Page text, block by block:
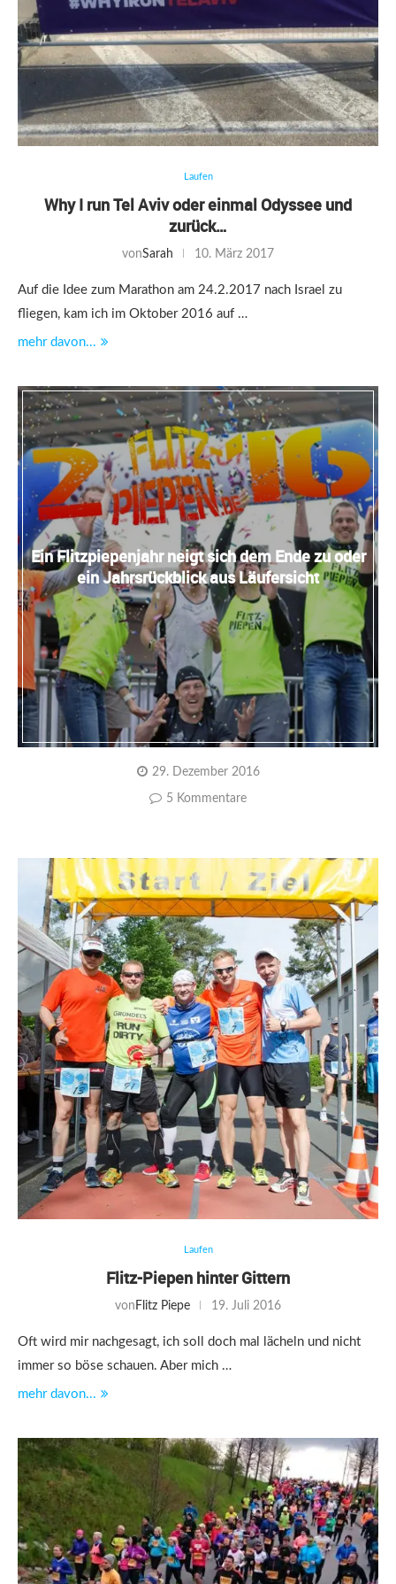
Laufen
Why I run Tel Aviv oder einmal Odyssee und
zurück…
vonSarah 10. März 2017
Auf die Idee zum Marathon am 24.2.2017 nach Israel zu
fliegen, kam ich im Oktober 2016 auf …
mehr davon...
Ein Flitzpiepenjahr neigt sich dem Ende zu oder
ein Jahrsrückblick aus Läufersicht
29. Dezember 2016
5 Kommentare
Laufen
Flitz-Piepen hinter Gittern
von Flitz Piepe 19. Juli 2016
Oft wird mir nachgesagt, ich soll doch mal lächeln und nicht
immer so böse schauen. Aber mich …
mehr davon...